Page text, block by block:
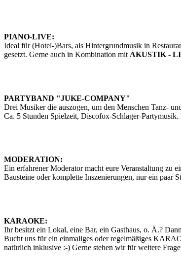
PIANO-LIVE:
Ideal für (Hotel-)Bars, als Hintergrundmusik in
gesetzt. Gerne auch in Kombination mit AKUSTIK -
PARTYBAND "JUKE-COMPANY"
Drei Musiker die auszogen, um den Menschen Tanz-
Ca. 5 Stunden Spielzeit, Discofox-Schlager-
MODERATION:
Ein erfahrener Moderator macht eure Veranstaltung
Bausteine oder komplette Inszenierungen, nur ein paar
KARAOKE:
Ihr besitzt ein Lokal, eine Bar, ein Gasthaus, o. Ä.?
Bucht uns für ein einmaliges oder regelmäßiges
natürlich inklusive :-) Gerne stehen wir für weitere